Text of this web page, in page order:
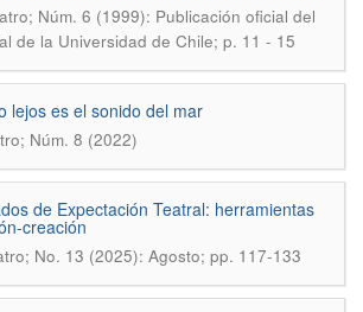
Núm. 6 (1999): Publicación oficial del
de la Universidad de Chile; p. 11 - 15
lejos es el sonido del mar
Núm. 8 (2022)
de Expectación Teatral: herramientas
creación
No. 13 (2025): Agosto; pp. 117-133